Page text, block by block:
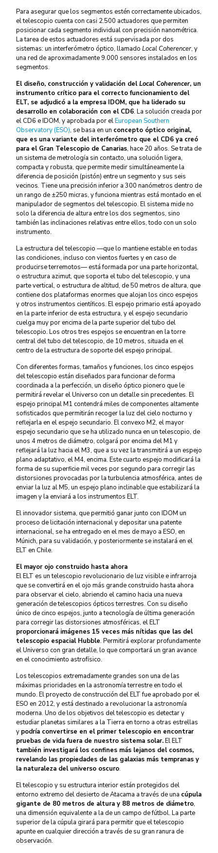
Para asegurar que los segmentos estén correctamente ubicados,
el telescopio cuenta con casi 2.500 actuadores que permiten
posicionar cada segmento individual con precisión nanométrica.
La tarea de estos actuadores está supervisada por dos
sistemas: un interferómetro óptico, llamado Local Coherencer, y
una red de aproximadamente 9.000 sensores instalados en los
segmentos.
El diseño, construcción y validación delLocal Coherencer, un
instrumento crítico para el correcto funcionamiento del
ELT, se adjudicó a la empresa IDOM, que ha liderado su
desarrollo en colaboración con el CD6. La solución creada por
el CD6 e IDOM, y aprobada por elEuropean Southern
Observatory (ESO), se basa en un concepto óptico original,
que es una variante del interferómetro que el CD6 ya creó
para el Gran Telescopio de Canarias, hace 20 años. Se trata de
un sistema de metrología sin contacto, una solución ligera,
compacta y robusta, que permite medir simultáneamente la
diferencia de posición (pistón) entre un segmento y sus seis
vecinos. Tiene una precisión inferior a 300 nanómetros dentro de
un rango de ±250 micras, y funciona mientras está montado en el
manipulador de segmentos del telescopio. El sistema mide no
solo la diferencia de altura entre los dos segmentos, sino
también las inclinaciones relativas entre ellos, todo con un solo
instrumento.
La estructura del telescopio —que lo mantiene estable en todas
las condiciones, incluso con vientos fuertes y en caso de
producirse terremotos— está formada por una parte horizontal,
o estructura azimut, que soporta el tubo del telescopio, y una
parte vertical, o estructura de altitud, de 50 metros de altura, que
contiene dos plataformas enormes que alojan los cinco espejos
y otros instrumentos científicos. El espejo primario está apoyado
en la parte inferior de esta estructura, y el espejo secundario
cuelga muy por encima de la parte superior del tubo del
telescopio. Los otros tres espejos se encuentran en la torre
central del tubo del telescopio, de 10 metros, situada en el
centro de la estructura de soporte del espejo principal.
Con diferentes formas, tamaños y funciones, los cinco espejos
del telescopio están diseñados para funcionar de forma
coordinada a la perfección, un diseño óptico pionero que le
permitirá revelar el Universo con un detalle sin precedentes. El
espejo principal M1 contendrá miles de componentes altamente
sofisticados que permitirán recoger la luz del cielo nocturno y
reflejarla en el espejo secundario. El convexo M2, el mayor
espejo secundario que se ha utilizado nunca en un telescopio, de
unos 4 metros de diámetro, colgará por encima del M1 y
reflejará la luz hacia el M3, que a su vez la transmitirá a un espejo
plano adaptativo, el M4, encima. Este cuarto espejo modificará la
forma de su superficie mil veces por segundo para corregir las
distorsiones provocadas por la turbulencia atmosférica, antes de
enviar la luz al M5, un espejo plano inclinable que estabilizará la
imagen y la enviará a los instrumentos ELT.
El innovador sistema, que permitió ganar junto con IDOM un
proceso de licitación internacional y depositar una patente
internacional, se ha entregado en el mes de mayo a ESO, en
Múnich, para su validación, y posteriormente se instalará en el
ELT en Chile.
El mayor ojo construido hasta ahora
El ELT es un telescopio revolucionario de luz visible e infrarroja
que se convertirá en el ojo más grande construido hasta ahora
para observar el cielo, abriendo el camino hacia una nueva
generación de telescopios ópticos terrestres. Con su diseño
único de cinco espejos, junto a tecnología de última generación
para corregir las distorsiones atmosféricas, el ELT
proporcionará imágenes 15 veces más nítidas que las del
telescopio espacial Hubble. Permitirá explorar profundamente
el Universo con gran detalle, lo que comportará un gran avance
en el conocimiento astrofísico.
Los telescopios extremadamente grandes son una de las
máximas prioridades en la astronomía terrestre en todo el
mundo. El proyecto de construcción del ELT fue aprobado por el
ESO en 2012, y está destinado a revolucionar la astronomía
moderna. Uno de los objetivos del telescopio es detectar y
estudiar planetas similares a la Tierra en torno a otras estrellas
y podría convertirse en el primer telescopio en encontrar
pruebas de vida fuera de nuestro sistema solar.El ELT
también investigará los confines más lejanos del cosmos,
revelando las propiedades de las galaxias más tempranas y
la naturaleza del universo oscuro.
El telescopio y su estructura interior están protegidos del
entorno extremo del desierto de Atacama a través de una cúpula
gigante de 80 metros de altura y 88 metros de diámetro,
una dimensión equivalente a la de un campo de fútbol. La parte
superior de la cúpula girará para permitir que el telescopio
apunte en cualquier dirección a través de su gran ranura de
observación.